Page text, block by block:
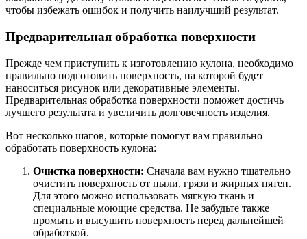
чтобы избежать ошибок и получить наилучший результат.
Предварительная обработка поверхности
Прежде чем приступить к изготовлению кулона, необходимо
правильно подготовить поверхность, на которой будет
наноситься рисунок или декоративные элементы.
Предварительная обработка поверхности поможет достичь
лучшего результата и увеличить долговечность изделия.
Вот несколько шагов, которые помогут вам правильно
обработать поверхность кулона:
Очистка поверхности: Сначала вам нужно тщательно
очистить поверхность от пыли, грязи и жирных пятен.
Для этого можно использовать мягкую ткань и
специальные моющие средства. Не забудьте также
промыть и высушить поверхность перед дальнейшей
обработкой.